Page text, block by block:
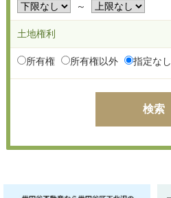
～
土地権利
所有権 所有権以外 指定なし